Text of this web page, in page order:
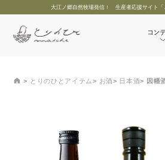
大江ノ郷自然牧場発信！ 生産者応援サイト「
とりのひとアイテム お酒 日本酒 因幡